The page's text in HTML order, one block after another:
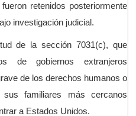
retenidos posteriormente
investigación judicial.
de la sección 7031(c), que
de gobiernos extranjeros
de los derechos humanos o
familiares más cercanos
a Estados Unidos.